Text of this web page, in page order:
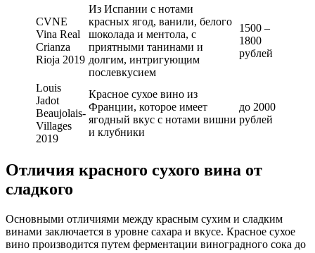
CVNE
Vina Real
Crianza
Rioja 2019
Из Испании с нотами
красных ягод, ванили, белого
шоколада и ментола, с
приятными танинами и
долгим, интригующим
послевкусием
1500 –
1800
рублей
Louis
Jadot
Beaujolais-
Villages
2019
Красное сухое вино из
Франции, которое имеет
ягодный вкус с нотами вишни
и клубники
до 2000
рублей
Отличия красного сухого вина от
сладкого
Основными отличиями между красным сухим и сладким
винами заключается в уровне сахара и вкусе. Красное сухое
вино производится путем ферментации виноградного сока до